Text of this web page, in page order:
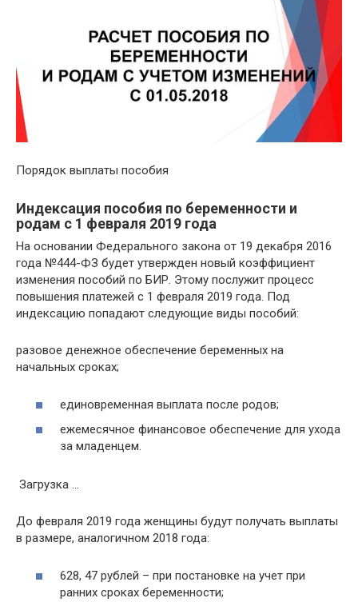
Порядок выплаты пособия
Индексация пособия по беременности и
родам с 1 февраля 2019 года
На основании Федерального закона от 19 декабря 2016
года №444-ФЗ будет утвержден новый коэффициент
изменения пособий по БИР. Этому послужит процесс
повышения платежей с 1 февраля 2019 года. Под
индексацию попадают следующие виды пособий:
разовое денежное обеспечение беременных на
начальных сроках;
единовременная выплата после родов;
ежемесячное финансовое обеспечение для ухода
за младенцем.
Загрузка …
До февраля 2019 года женщины будут получать выплаты
в размере, аналогичном 2018 года:
628, 47 рублей – при постановке на учет при
ранних сроках беременности;